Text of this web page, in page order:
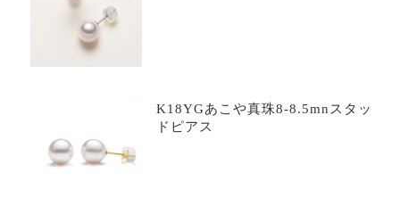
K18YGあこや真珠8-8.5mnスタッ
ドピアス